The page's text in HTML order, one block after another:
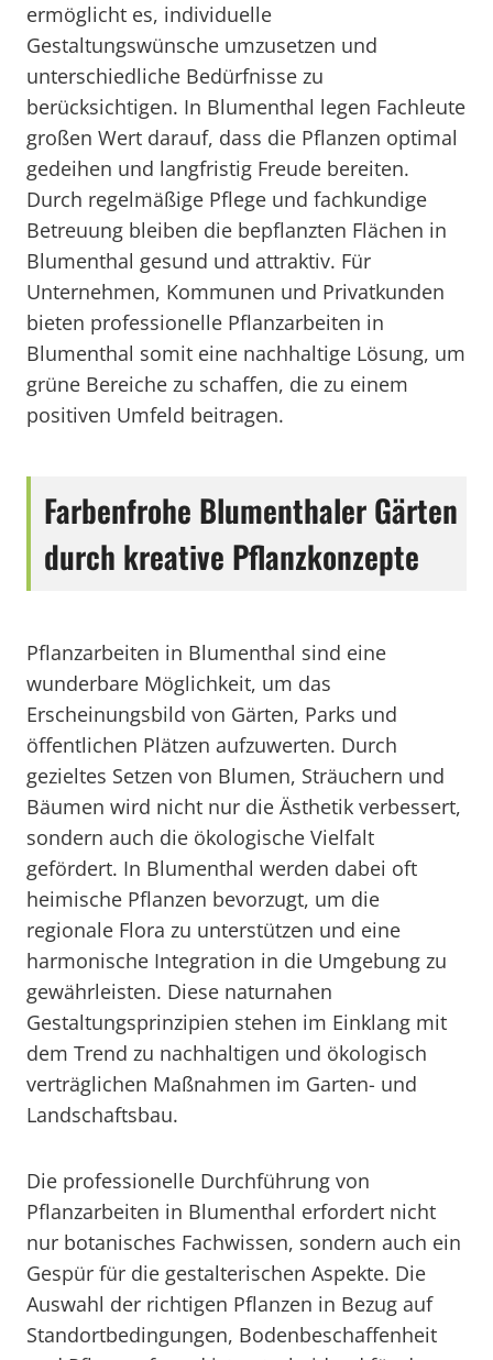
ermöglicht es, individuelle
Gestaltungswünsche umzusetzen und
unterschiedliche Bedürfnisse zu
berücksichtigen. In Blumenthal legen Fachleute
großen Wert darauf, dass die Pflanzen optimal
gedeihen und langfristig Freude bereiten.
Durch regelmäßige Pflege und fachkundige
Betreuung bleiben die bepflanzten Flächen in
Blumenthal gesund und attraktiv. Für
Unternehmen, Kommunen und Privatkunden
bieten professionelle Pflanzarbeiten in
Blumenthal somit eine nachhaltige Lösung, um
grüne Bereiche zu schaffen, die zu einem
positiven Umfeld beitragen.
Farbenfrohe Blumenthaler Gärten
durch kreative Pflanzkonzepte
Pflanzarbeiten in Blumenthal sind eine
wunderbare Möglichkeit, um das
Erscheinungsbild von Gärten, Parks und
öffentlichen Plätzen aufzuwerten. Durch
gezieltes Setzen von Blumen, Sträuchern und
Bäumen wird nicht nur die Ästhetik verbessert,
sondern auch die ökologische Vielfalt
gefördert. In Blumenthal werden dabei oft
heimische Pflanzen bevorzugt, um die
regionale Flora zu unterstützen und eine
harmonische Integration in die Umgebung zu
gewährleisten. Diese naturnahen
Gestaltungsprinzipien stehen im Einklang mit
dem Trend zu nachhaltigen und ökologisch
verträglichen Maßnahmen im Garten- und
Landschaftsbau.
Die professionelle Durchführung von
Pflanzarbeiten in Blumenthal erfordert nicht
nur botanisches Fachwissen, sondern auch ein
Gespür für die gestalterischen Aspekte. Die
Auswahl der richtigen Pflanzen in Bezug auf
Standortbedingungen, Bodenbeschaffenheit